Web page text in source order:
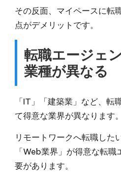
その反面、マイペースに転
点がデメリットです。
転職エージェ
業種が異なる
「IT」「建築業」など、転
て得意な業界が異なります。
リモートワークへ転職した
「Web業界」が得意な転
要があります。